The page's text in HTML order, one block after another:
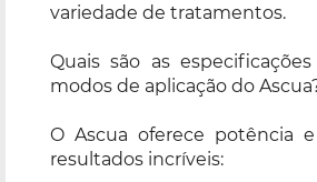
variedade de tratamentos.
Quais são as
modos de aplicação do
O Ascua oferece potência
resultados incríveis: